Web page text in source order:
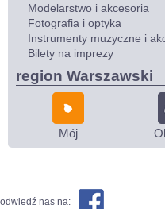
Modelarstwo i akcesoria
Fotografia i optyka
Instrumenty muzyczne i
Bilety na imprezy
region Warszawski
Mój
odwiedź nas na: